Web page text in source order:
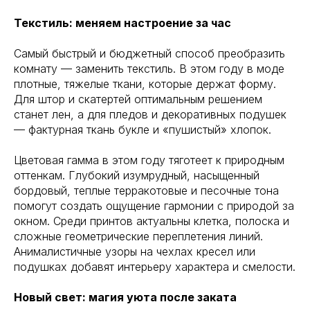
Текстиль: меняем настроение за час
Самый быстрый и бюджетный способ преобразить
комнату — заменить текстиль. В этом году в моде
плотные, тяжелые ткани, которые держат форму.
Для штор и скатертей оптимальным решением
станет лен, а для пледов и декоративных подушек
— фактурная ткань букле и «пушистый» хлопок.
Цветовая гамма в этом году тяготеет к природным
оттенкам. Глубокий изумрудный, насыщенный
бордовый, теплые терракотовые и песочные тона
помогут создать ощущение гармонии с природой за
окном. Среди принтов актуальны клетка, полоска и
сложные геометрические переплетения линий.
Анималистичные узоры на чехлах кресел или
подушках добавят интерьеру характера и смелости.
Новый свет: магия уюта после заката